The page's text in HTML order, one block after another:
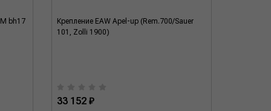
bh17
Крепление EAW Apеl-up (Rem.700/Sauer
101, Zolli 1900)
33 152 ₽